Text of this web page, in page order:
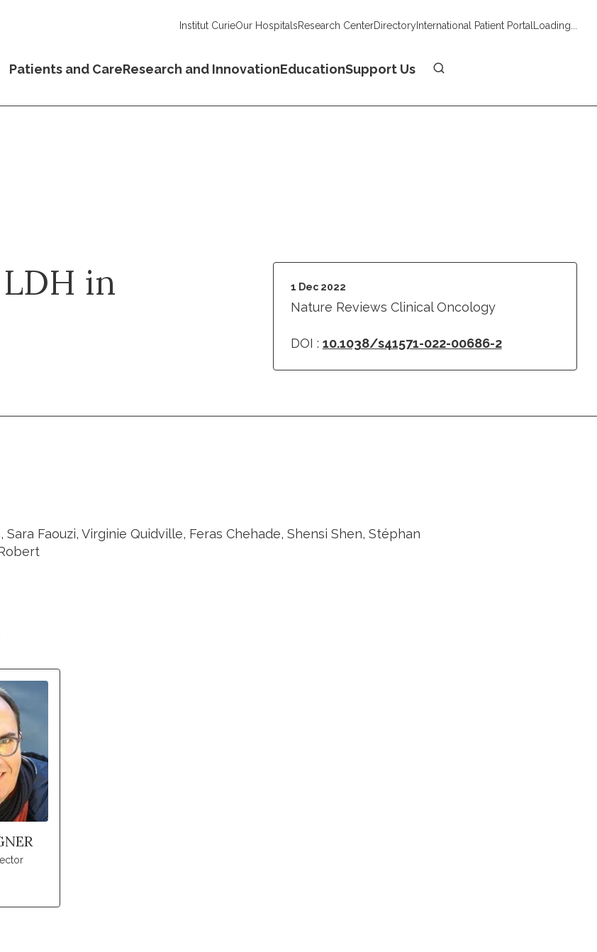
Institut CurieOur HospitalsResearch CenterDirectoryInternational Patient Portal Loading...
Patients and CareResearch and InnovationEducationSupport Us
in
1 Dec 2022
Nature Reviews Clinical Oncology
DOI : 10.1038/s41571-022-00686-2
Sara Faouzi, Virginie Quidville, Feras Chehade, Shensi Shen, Stéphan